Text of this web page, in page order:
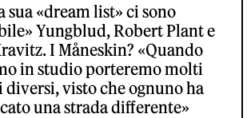
sua «dream list» ci sono
Yungblud, Robert Plant e
I Måneskin? «Quando
in studio porteremo molti
diversi, visto che ognuno ha
una strada differente»